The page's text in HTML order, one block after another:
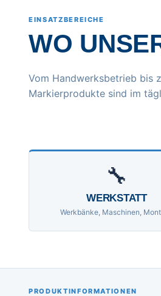
EINSATZBEREICHE
WO
Vom Handwerksbetrieb bis
Markierprodukte sind im
🔧
WERKSTATT
Werkbänke, Maschinen,
PRODUKTINFORMATIONEN